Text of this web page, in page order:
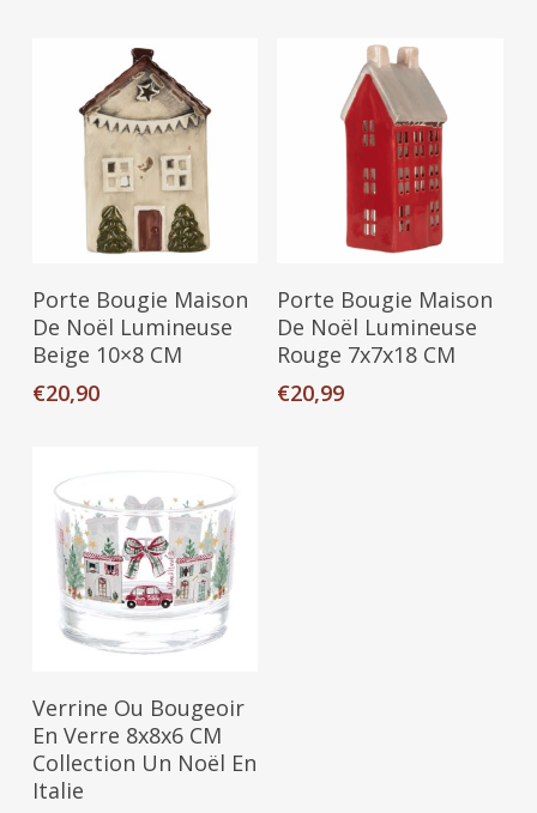
Ajouter Au Panier
Porte Bougie Maison
De Noël Lumineuse
Beige 10×8 CM
€20,90
Ajouter Au Panier
Porte Bougie Maison
De Noël Lumineuse
Rouge 7x7x18 CM
€20,99
Ajouter Au Panier
Verrine Ou Bougeoir
En Verre 8x8x6 CM
Collection Un Noël En
Italie